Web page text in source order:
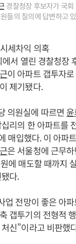
경찰청장 후보자가 국
들의 질의에 답변하고
세차익 의혹
서 열린 경찰청장
이 아파트 갭투자
제기됐다.
의원실에 따르면
리의 한 아파트를
매입했다. 이 아파
은 서울청에 근무
에 매도할 때까지
다.
업 전망이 좋은 아
갭투기의 전형적
신”이라고 비판했